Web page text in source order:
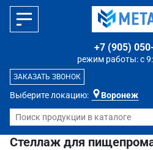
Выберите локацию: Воронеж
режим работы: с
+7 (905)
ЗАКАЗАТЬ ЗВОНОК
Стеллаж для